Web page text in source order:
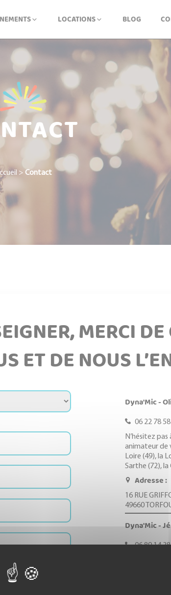
LOCATIONS BLOG
> Contact
MERCI
ET DE NOUS
Dyna'Mic -
06 22 78
N’hésitez
animateur de
Loire (49), la
Sarthe (72),
Adresse :
16 RUE
49660
Dyna'Mic -
06 89 14
N’hésitez
animateur
Loire (49), la
Sarthe (72),